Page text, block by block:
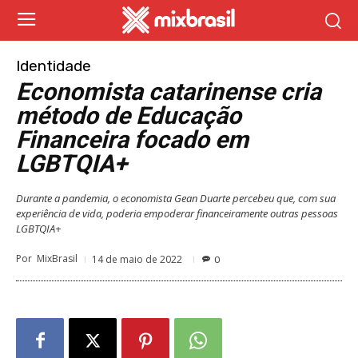
Identidade
Economista catarinense cria
método de Educação
Financeira focado em
LGBTQIA+
Durante a pandemia, o economista Gean Duarte percebeu que, com sua
experiência de vida, poderia empoderar financeiramente outras pessoas
LGBTQIA+
Por MixBrasil 14 de maio de 2022 0